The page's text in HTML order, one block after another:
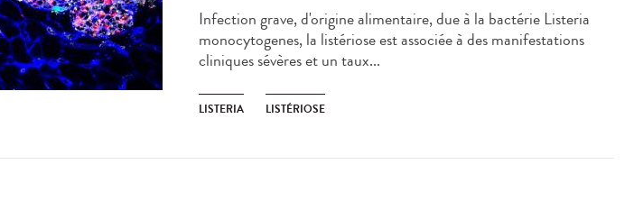
Infection grave, d'origine alimentaire, due à la bactérie Listeria
monocytogenes, la listériose est associée à des manifestations
cliniques sévères et un taux...
LISTERIA LISTÉRIOSE